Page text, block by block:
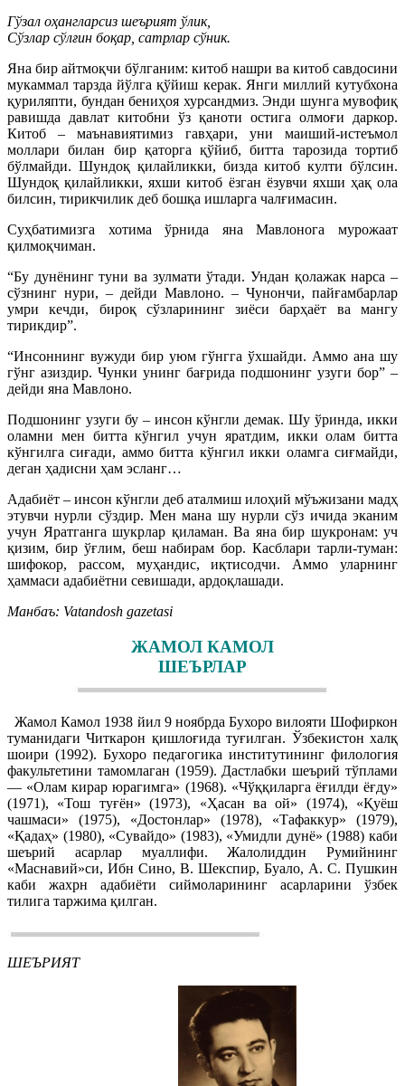
Гўзал оҳангларсиз шеърият ўлик,
Сўзлар сўлғин боқар, сатрлар сўник.
Яна бир айтмоқчи бўлганим: китоб нашри ва китоб савдосини
мукаммал тарзда йўлга қўйиш керак. Янги миллий кутубхона
қуриляпти, бундан бениҳоя хурсандмиз. Энди шунга мувофиқ
равишда давлат китобни ўз қаноти остига олмоғи даркор.
Китоб – маънавиятимиз гавҳари, уни маиший-истеъмол
моллари билан бир қаторга қўйиб, битта тарозида тортиб
бўлмайди. Шундоқ қилайликки, бизда китоб култи бўлсин.
Шундоқ қилайликки, яхши китоб ёзган ёзувчи яхши ҳақ ола
билсин, тирикчилик деб бошқа ишларга чалғимасин.
Суҳбатимизга хотима ўрнида яна Мавлонога мурожаат
қилмоқчиман.
“Бу дунёнинг туни ва зулмати ўтади. Ундан қолажак нарса –
сўзнинг нури, – дейди Мавлоно. – Чунончи, пайғамбарлар
умри кечди, бироқ сўзларининг зиёси барҳаёт ва мангу
тирикдир”.
“Инсоннинг вужуди бир уюм гўнгга ўхшайди. Аммо ана шу
гўнг азиздир. Чунки унинг бағрида подшонинг узуги бор” –
дейди яна Мавлоно.
Подшонинг узуги бу – инсон кўнгли демак. Шу ўринда, икки
оламни мен битта кўнгил учун яратдим, икки олам битта
кўнгилга сиғади, аммо битта кўнгил икки оламга сиғмайди,
деган ҳадисни ҳам эсланг…
Адабиёт – инсон кўнгли деб аталмиш илоҳий мўъжизани мадҳ
этувчи нурли сўздир. Мен мана шу нурли сўз ичида эканим
учун Яратганга шукрлар қиламан. Ва яна бир шукронам: уч
қизим, бир ўғлим, беш набирам бор. Касблари тарли-туман:
шифокор, рассом, муҳандис, иқтисодчи. Аммо уларнинг
ҳаммаси адабиётни севишади, ардоқлашади.
Манбаъ: Vatandosh gazetasi
ЖАМОЛ КАМОЛ
ШЕЪРЛАР
Жамол Камол 1938 йил 9 ноябрда Бухоро вилояти Шофиркон
туманидаги Читкарон қишлоғида туғилган. Ўзбекистон халқ
шоири (1992). Бухоро педагогика институтининг филология
факультетини тамомлаган (1959). Дастлабки шеърий тўплами
— «Олам кирар юрагимга» (1968). «Чўққиларга ёғилди ёғду»
(1971), «Тош туғён» (1973), «Ҳасан ва ой» (1974), «Қуёш
чашмаси» (1975), «Достонлар» (1978), «Тафаккур» (1979),
«Қадаҳ» (1980), «Сувайдо» (1983), «Умидли дунё» (1988) каби
шеърий асарлар муаллифи. Жалолиддин Румийнинг
«Маснавий»си, Ибн Сино, В. Шекспир, Буало, А. С. Пушкин
каби жахрн адабиёти сиймоларининг асарларини ўзбек
тилига таржима қилган.
ШЕЪРИЯТ